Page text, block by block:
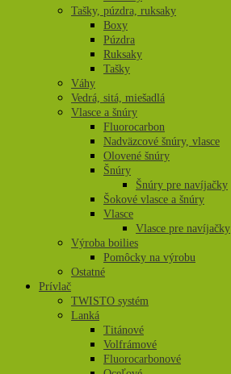
Tašky, púzdra, ruksaky
Boxy
Púzdra
Ruksaky
Tašky
Váhy
Vedrá, sitá, miešadlá
Vlasce a šnúry
Fluorocarbon
Nadväzcové šnúry, vlasce
Olovené šnúry
Šnúry
Šnúry pre navíjačky
Šokové vlasce a šnúry
Vlasce
Vlasce pre navíjačky
Výroba boilies
Pomôcky na výrobu
Ostatné
Prívlač
TWISTO systém
Lanká
Titánové
Volfrámové
Fluorocarbonové